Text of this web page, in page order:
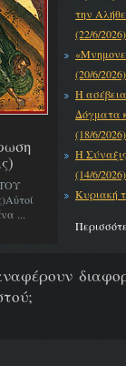
...
την
(22/6/2026)
(20/6/2026)
Η
Δόγματα
(18/6/2026)
Η
(14/6/2026)
Κυριακή